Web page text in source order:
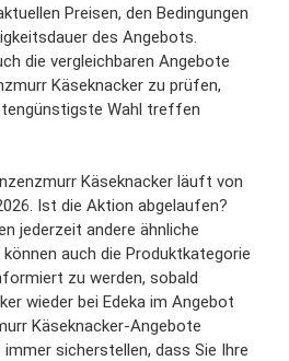
Preisen, den Bedingungen
des Angebots.
die vergleichbaren Angebote
Käseknacker zu prüfen,
Wahl treffen
Käseknacker läuft von
Ist die Aktion abgelaufen?
jederzeit andere ähnliche
auch die Produktkategorie
zu werden, sobald
wieder bei Edeka im Angebot
Käseknacker-Angebote
immer sicherstellen, dass Sie Ihre